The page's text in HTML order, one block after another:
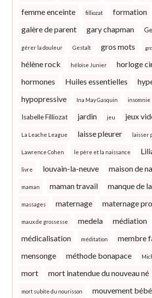
femme enceinte
filliozat formation
galère de parent gary chapman
gérer la douleur Gestalt gros mots
hélène rock
héloïse Junier
horloge
hormones
Huiles essentielles
hypopressive
Ina May Gasquin insomnie
Isabelle Filliozat jardin jeu jeux
La Leache League laisse pleurer laisser
Lawrence Cohen le père et la naissance
livre louvain-la-neuve maison de
maman maman travail manque de
massages maternage maternage
maux de grossesse medela
médiation
médicalisation
méditation
membre
mensonge
méthode bonapace
mort mort inatendue du nouveau né
mort subite du nourisson mouvement bébé